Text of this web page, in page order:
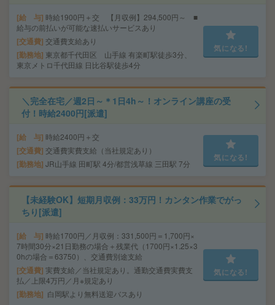
給 与 時給1900円＋交 【月収例】294,500円～ ■
給与の前払いが可能な速払いサービスあり
交通費 交通費支給あり
勤務地 東京都千代田区 山手線 有楽町駅徒歩3分、
東京メトロ千代田線 日比谷駅徒歩4分
気になる!
＼完全在宅／週2日～＊1日4h～！オンライン講座の受
付！時給2400円[派遣]
給 与 時給2400円＋交
交通費 交通費実費支給（当社規定あり）
勤務地 JR山手線 田町駅 4分/都営浅草線 三田駅 7分
気になる!
【未経験OK】短期月収例：33万円！カンタン作業でがっ
ちり[派遣]
給 与 時給1700円／月収例：331,500円＝1,700円×
7時間30分×21日勤務の場合＋残業代（1700円×1.25×3
0hの場合＝63750）、交通費別途支給
交通費 実費支給／当社規定あり。通勤交通費実費支
払／上限4万円／月※規定あり
勤務地 白岡駅より無料送迎バスあり
気になる!